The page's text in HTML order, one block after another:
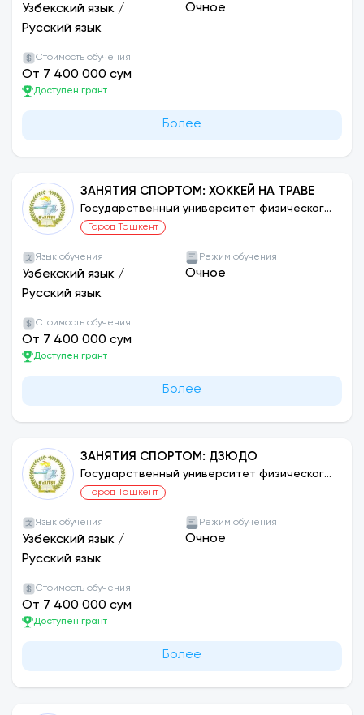
Узбекский язык /
Русский язык
Очное
Стоимость обучения
От 7 400 000 сум
Доступен грант
Более
ЗАНЯТИЯ СПОРТОМ: ХОККЕЙ НА ТРАВЕ
Государственный университет физического
воспитания и спорта Узбекистана
Город Ташкент
Язык обучения
Узбекский язык /
Русский язык
Режим обучения
Очное
Стоимость обучения
От 7 400 000 сум
Доступен грант
Более
ЗАНЯТИЯ СПОРТОМ: ДЗЮДО
Государственный университет физического
воспитания и спорта Узбекистана
Город Ташкент
Язык обучения
Узбекский язык /
Русский язык
Режим обучения
Очное
Стоимость обучения
От 7 400 000 сум
Доступен грант
Более